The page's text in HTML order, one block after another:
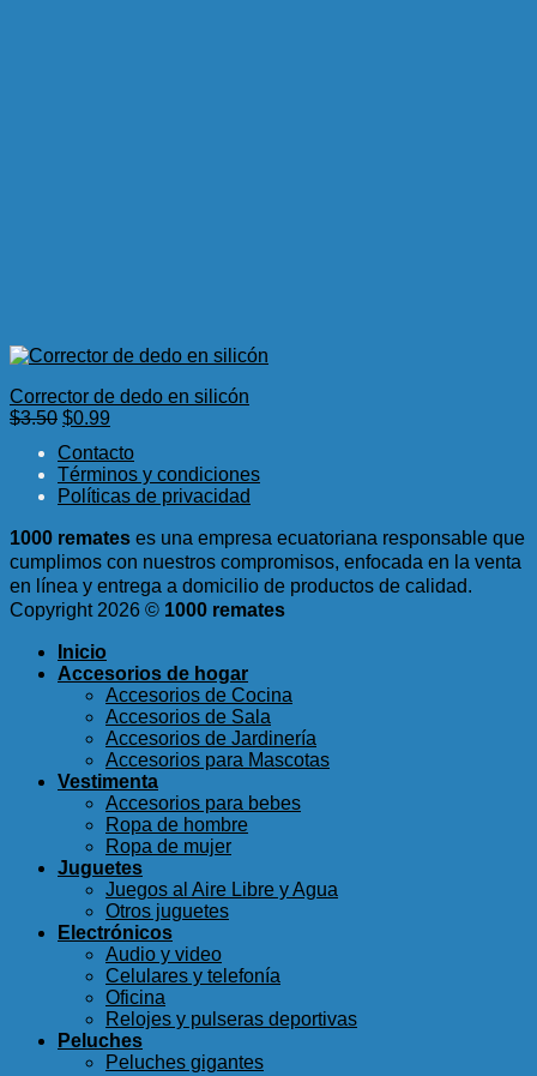
Corrector de dedo en silicón
$3.50 El
original
era:
$3.50.
$0.99
actual
es:
$0.99.
Contacto
Términos y condiciones
Políticas de privacidad
1000 remates es una empresa ecuatoriana responsable que
cumplimos con nuestros compromisos, enfocada en la venta
en línea y entrega a domicilio de productos de calidad.
Copyright 2026 © 1000 remates
Inicio
Accesorios de hogar
Accesorios de Cocina
Accesorios de Sala
Accesorios de Jardinería
Accesorios para Mascotas
Vestimenta
Accesorios para bebes
Ropa de hombre
Ropa de mujer
Juguetes
Juegos al Aire Libre y Agua
Otros juguetes
Electrónicos
Audio y video
Celulares y telefonía
Oficina
Relojes y pulseras deportivas
Peluches
Peluches gigantes